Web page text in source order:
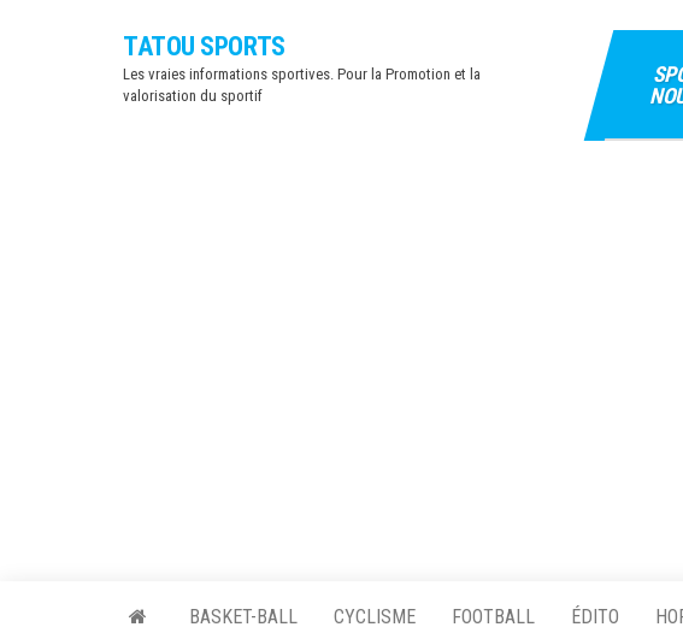
TATOU SPORTS
Les vraies informations sportives. Pour la Promotion et la
valorisation du sportif
BASKET-BALL CYCLISME FOOTBALL ÉDITO